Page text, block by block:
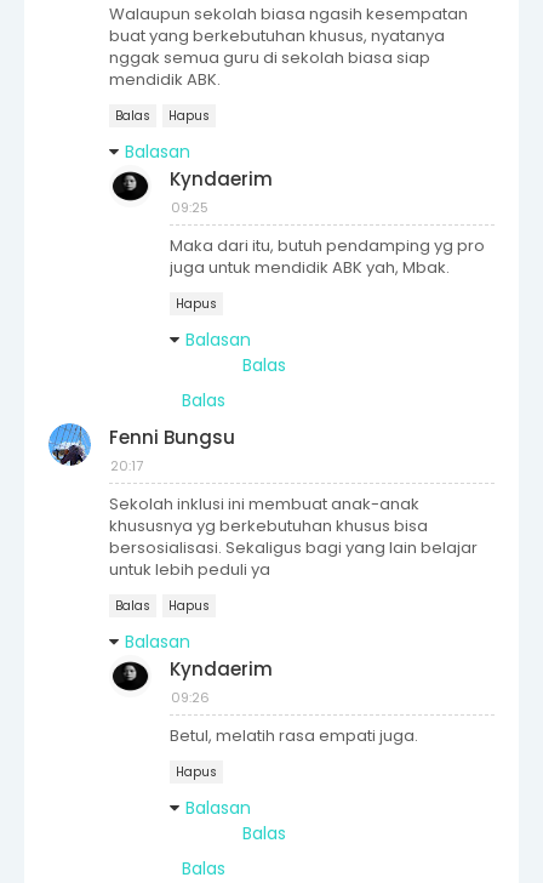
Walaupun sekolah biasa ngasih kesempatan
buat yang berkebutuhan khusus, nyatanya
nggak semua guru di sekolah biasa siap
mendidik ABK.
Balas Hapus
Balasan
Kyndaerim
09:25
Maka dari itu, butuh pendamping yg pro
juga untuk mendidik ABK yah, Mbak.
Hapus
Balasan
Balas
Balas
Fenni Bungsu
20:17
Sekolah inklusi ini membuat anak-anak
khususnya yg berkebutuhan khusus bisa
bersosialisasi. Sekaligus bagi yang lain belajar
untuk lebih peduli ya
Balas Hapus
Balasan
Kyndaerim
09:26
Betul, melatih rasa empati juga.
Hapus
Balasan
Balas
Balas